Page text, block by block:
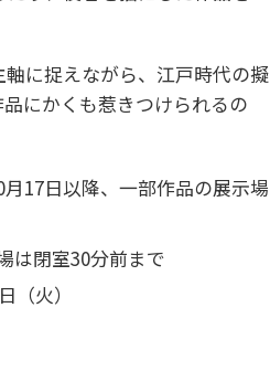
に捉えながら、江戸時代の擬
にかくも惹きつけられるの
月17日以降、一部作品の展示場
は閉室30分前まで
火）